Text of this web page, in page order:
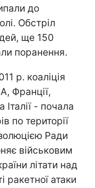
до
Обстріл
ще 150
поранення.
р. коаліція
Франції,
Італії - почала
по території
Ради
військовим
літати над
ракетної атаки